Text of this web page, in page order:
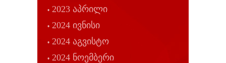
2023 აპრილი
2024 ივნისი
2024 აგვისტო
2024 ნოემბერი